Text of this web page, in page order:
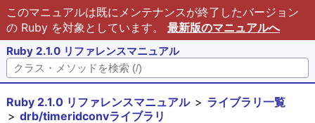
このマニュアルは既にメンテナンスが終了したバージョン
の Ruby を対象としています。 最新版のマニュアルへ
Ruby 2.1.0 リファレンスマニュアル
Ruby 2.1.0 リファレンスマニュアル
ライブラリ一覧
drb/timeridconvライブラリ